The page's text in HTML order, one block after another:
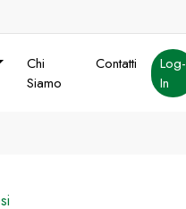
Chi
Siamo
Contatti
Log-
In